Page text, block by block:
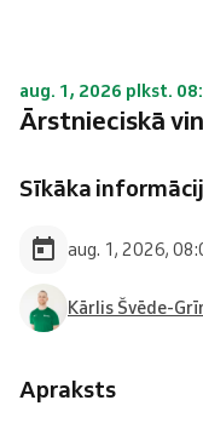
aug. 1, 2026 plkst.
Ārstnieciskā
Sīkāka
aug. 1, 2026,
Kārlis Švēde-
Apraksts